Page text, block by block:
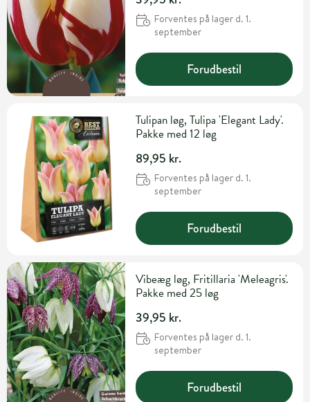
Forventes på lager d. 1.
september
Forudbestil
Tulipan løg, Tulipa 'Elegant Lady'.
Pakke med 12 løg
89,95 kr.
Forventes på lager d. 1.
september
Forudbestil
Vibeæg løg, Fritillaria 'Meleagris'.
Pakke med 25 løg
39,95 kr.
Forventes på lager d. 1.
september
Forudbestil